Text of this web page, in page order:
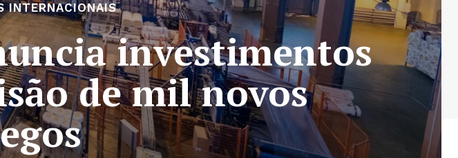
INTERNACIONAIS
investimentos
de mil novos